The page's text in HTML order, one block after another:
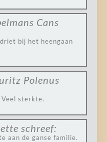
Cans
bij het heengaan
Polenus
Veel sterkte.
schreef:
aan de ganse familie.